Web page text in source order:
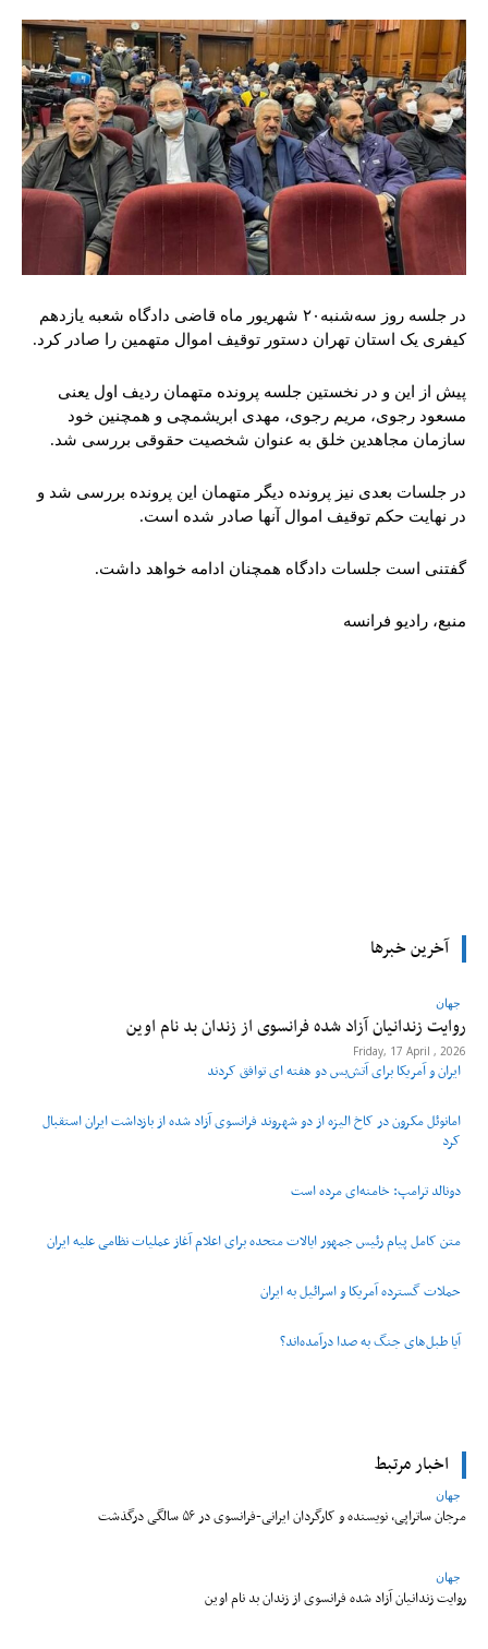
در جلسه روز سه‌شنبه۲۰ شهریور ماه قاضی دادگاه شعبه یازدهم
کیفری یک استان تهران دستور توقیف اموال متهمین را صادر کرد.
پیش از این و در نخستین جلسه پرونده متهمان ردیف اول یعنی
مسعود رجوی، مریم رجوی، مهدی ابریشمچی و همچنین خود
سازمان مجاهدین خلق به عنوان شخصیت حقوقی بررسی شد.
در جلسات بعدی نیز پرونده دیگر متهمان این پرونده بررسی شد و
در نهایت حکم توقیف اموال آنها صادر شده است.
گفتنی است جلسات دادگاه همچنان ادامه خواهد داشت.
منبع، رادیو فرانسه
آخرین خبرها
جهان
روایت زندانیان آزاد شده فرانسوی از زندان ‌بد نام اوین
Friday, 17 April , 2026
ایران و آمریکا برای آتش‌بس دو هفته‌ ای توافق کردند
امانوئل مکرون در کاخ الیزه از دو شهروند فرانسوی آزاد شده از بازداشت ایران استقبال
کرد
دونالد ترامپ: خامنه‌ای مرده است
متن کامل پیام رئیس جمهور ایالات متحده برای اعلام آغاز عملیات نظامی علیه ایران
حملات گسترده آمریکا و اسرائیل به ایران
آیا طبل‌های جنگ به صدا درآمده‌اند؟
اخبار مرتبط
جهان
مرجان ساتراپی، نویسنده و کارگردان ایرانی-فرانسوی در ۵۶ سالگی درگذشت
جهان
روایت زندانیان آزاد شده فرانسوی از زندان ‌بد نام اوین